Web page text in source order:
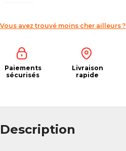
Vous avez trouvé moins cher ailleurs ?
Paiements
sécurisés
Livraison
rapide
Description